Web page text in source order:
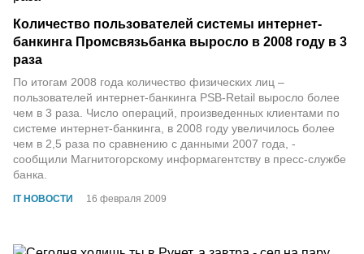
IT НОВОСТИ 16 февраля 2009
Количество пользователей системы интернет-
банкинга Промсвязьбанка выросло в 2008 году в 3
раза
По итогам 2008 года количество физических лиц –
пользователей интернет-банкинга PSB-Retail выросло более
чем в 3 раза. Число операций, произведенных клиентами по
системе интернет-банкинга, в 2008 году увеличилось более
чем в 2,5 раза по сравнению с данными 2007 года, -
сообщили Магнитогорскому информагентству в пресс-службе
банка.